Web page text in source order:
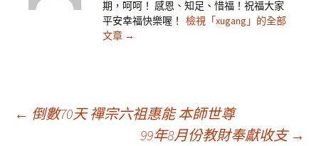
期，呵呵！ 感恩、知足、惜福！祝福大家
平安幸福快樂喔！
檢視「xugang」的全部
文章 →
文
← 倒數70天 禪宗六祖惠能 本師世尊
99年8月份教財奉獻收支 →